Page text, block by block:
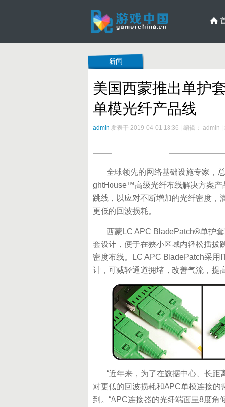
新闻
美国西蒙推出单护
单模光纤产品线
admin 发表于 2019-04-01 18:36 编辑： admin
全球领先的网络基础设施专家，总
ghtHouse™高级光纤布线解决方案
跳线，以应对不断增加的光纤密度，
更低的回波损耗。
西蒙LC APC BladePatch®单护套
套设计，便于在狭小区域内轻松插拔
密度布线。LC APC BladePatch采用
计，可减轻通道拥堵，改善气流，提
“近年来，为了在数据中心、长距
对更低的回波损耗和APC单模连接的
到。“APC连接器的光纤端面呈8度角